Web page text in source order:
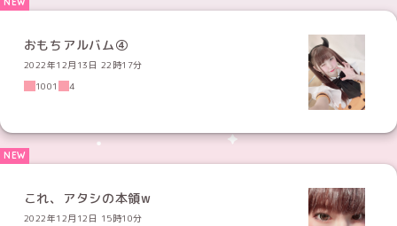
おもちアルバム④
2022年12月13日 22時17分
1001
4
これ、アタシの本領w
2022年12月12日 15時10分